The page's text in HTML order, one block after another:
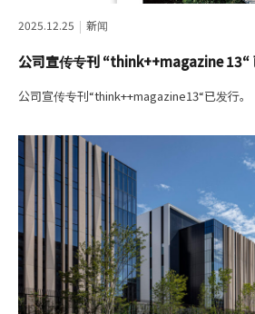
2025.12.25 新闻
公司宣传专刊 “think++magazine 13“
公司宣传专刊“think++magazine13“已发行。